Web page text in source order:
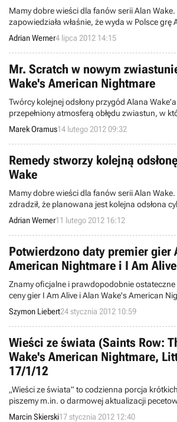
Mamy dobre wieści dla fanów serii Alan Wake.
zapowiedziała właśnie, że wyda w Polsce grę
Nightmare. Produkcja studia Remedy ukaże
przełomie lipca i sierpnia.
Adrian Werner4 lipca 2012 14:15
Mr. Scratch w nowym
Wake's American Nightmare
Twórcy kolejnej odsłony przygód Alana
przepełniony atmosferą obłędu zwiastun, w
popisy mrocznego alter ego głównego
Marek Oramus14 lutego 2012 09:32
Remedy stworzy kolejną
Wake
Mamy dobre wieści dla fanów serii Alan Wake.
zdradził, że planowana jest kolejna odsłona
Adrian Werner11 lutego 2012 16:12
Potwierdzono daty premier gier
American Nightmare i I Am Alive
Znamy oficjalne i prawdopodobnie
ceny gier I Am Alive i Alan Wake's American
w skład tegorocznej edycji Xbox LIVE Arcade
rozpiskę tego przedsięwzięcia znajdziecie w
Szymon Liebert24 stycznia 2012 10:59
Wieści ze świata (Saints Row:
Wake's American Nightmare,
17/1/12
„Wieści ze świata” to codzienna porcja
piszemy m.in. o darmowej aktualizacji
The Third, ścieżce dźwiękowej Alan Wake's
Marcin Skierski17 stycznia 2012 12:40